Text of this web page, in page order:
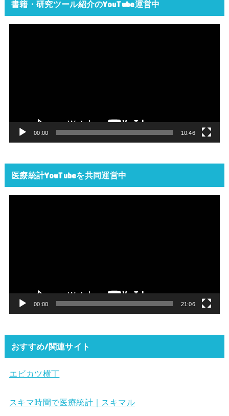
書籍・研究ツール紹介のYouTube運営中
00:00 10:46
医療統計YouTubeを共同運営中
00:00 21:06
おすすめ/関連サイト
エビカツ横丁
スキマ時間で医療統計｜スキマル